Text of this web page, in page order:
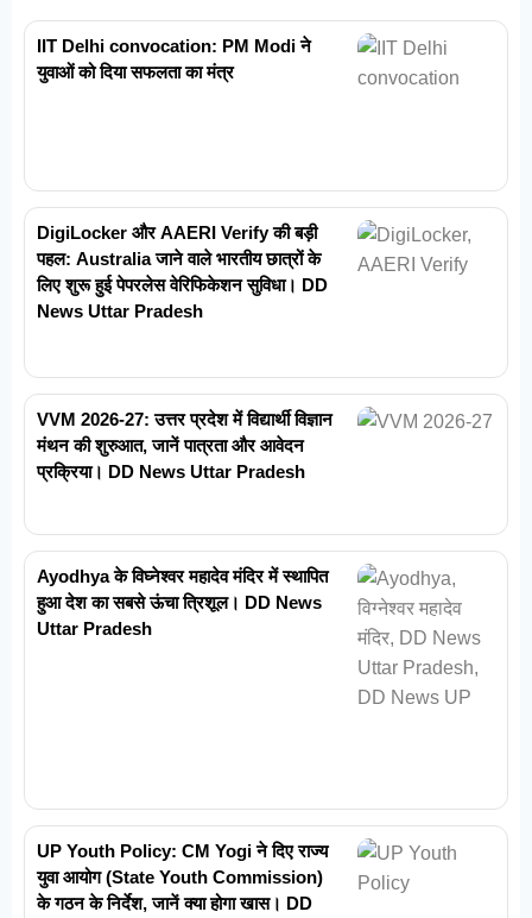
IIT Delhi convocation: PM Modi ने
युवाओं को दिया सफलता का मंत्र
DigiLocker और AAERI Verify की बड़ी
पहल: Australia जाने वाले भारतीय छात्रों के
लिए शुरू हुई पेपरलेस वेरिफिकेशन सुविधा। DD
News Uttar Pradesh
VVM 2026-27: उत्तर प्रदेश में विद्यार्थी विज्ञान
मंथन की शुरुआत, जानें पात्रता और आवेदन
प्रक्रिया। DD News Uttar Pradesh
Ayodhya के विघ्नेश्वर महादेव मंदिर में स्थापित
हुआ देश का सबसे ऊंचा त्रिशूल। DD News
Uttar Pradesh
UP Youth Policy: CM Yogi ने दिए राज्य
युवा आयोग (State Youth Commission)
के गठन के निर्देश, जानें क्या होगा खास। DD